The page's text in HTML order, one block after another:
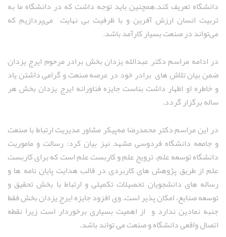
دانشگاه تعریف کند.همچنین باید توجه داشت که در دانشگاه ما به
تربیت انسان ارزش آفرین و با ظرفیت بی نهایت می‌پردازیم که
می‌تواند در صنعت بسیار کارآمد باشد.
در ادامه مراسم دکتر عبدالله یزدان بخش برادر مرحوم ایرج یزدان
ضمن بیان تلاش های برادر خود در عرصه صنعت و گرامی داشتن یاد
و خاطره او اظهار داشت بناست جایزه فناورانه ایرج یزدان بخش هر
ساله برگزار گردد.
در این مراسم دکتر محمدرضا مه‌پیکر مشاور مدیریت ارتباط با صنعت
و جامعه دانشگاه فردوسی مشهد نیز بیان کرد: رسالت و ماموریت
دانشگاه توسعه علم، ترویج علم و کاربست علم است که برای کاربست
علم از طریق پژوهش های کاربردی در قالب هدایت پایان نامه ها و
رساله های دانشجویان تحصیلات تکمیلی و ارتباط با بخش تحقیق و
توسعه صنایع، امکان پذیر است. وی افزود جایزه ایرج یزدان بخش فقط
جنبه نمادین ندارد و از اهمیت بسیاری برخوردار است زیرا نقطه
اتصال واقعی دانشگاه و صنعت می تواند باشد.